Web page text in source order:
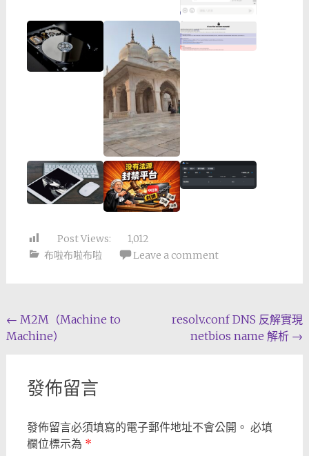
Post Views:
1,012
布啦布啦布啦
Leave a comment
Post
navigation
← M2M（Machine to
Machine）
resolv.conf DNS 反解實現
netbios name 解析 →
發佈留言
發佈留言必須填寫的電子郵件地址不會公開。 必填
欄位標示為 *